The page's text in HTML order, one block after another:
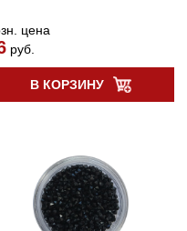
цена
руб.
В КОРЗИНУ